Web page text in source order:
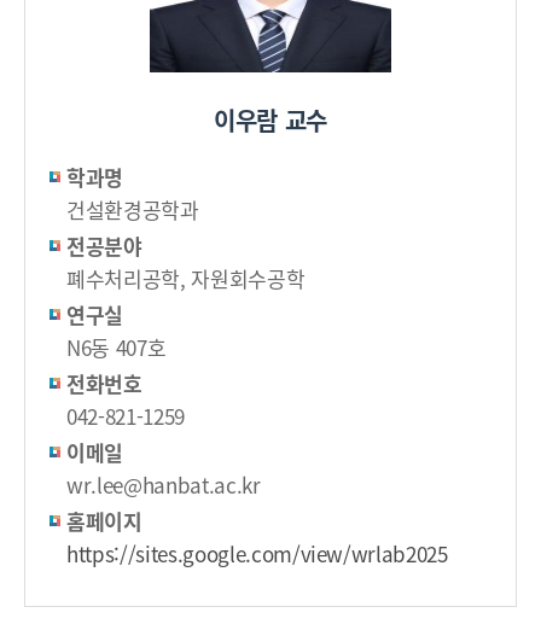
이우람 교수
학과명
건설환경공학과
전공분야
폐수처리공학, 자원회수공학
연구실
N6동 407호
전화번호
042-821-1259
이메일
wr.lee@hanbat.ac.kr
홈페이지
https://sites.google.com/view/wrlab2025